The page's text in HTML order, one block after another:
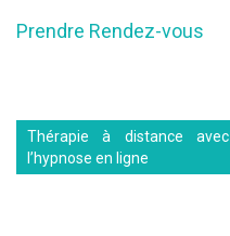
Prendre Rendez-vous
Thérapie à distance avec
l’hypnose en ligne